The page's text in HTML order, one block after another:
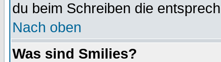
du beim Schreiben die
Nach oben
Was sind Smilies?